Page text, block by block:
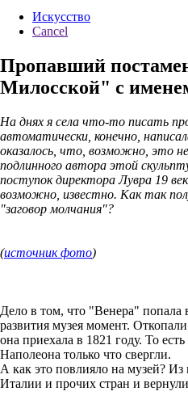
Искусство
Cancel
Пропавший
Милосской" с
На днях я села что-то писать
автоматически, конечно,
оказалось, что, возможно, это
подлинного автора этой
поступок директора Лувра 19
возможно, известно. Как так
"заговор молчания"?
(источник фото)
Дело в том, что "Венера"
развития музея момент.
она приехала в 1821 году. То
Наполеона только что свергли.
А как это повлияло на музей? Из
Италии и прочих стран и